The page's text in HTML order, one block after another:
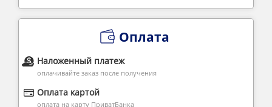
Оплата
Наложенный платеж
оплачивайте заказ после получения
Оплата картой
оплата на карту ПриватБанка